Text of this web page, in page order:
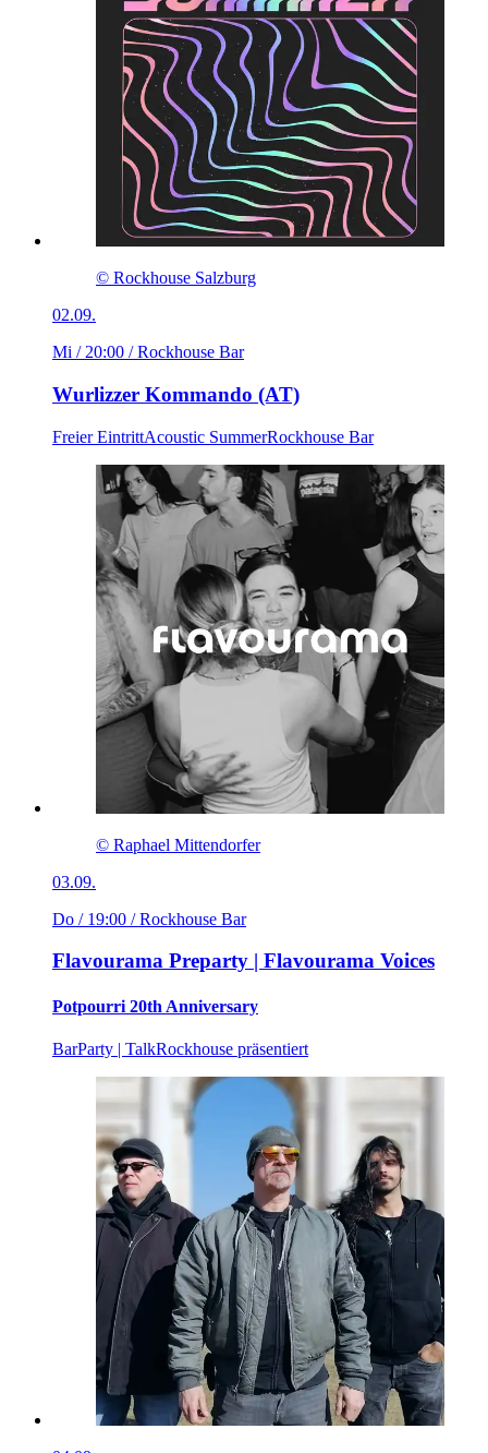
© Rockhouse Salzburg
02.09.
Mi / 20:00 / Rockhouse Bar
Wurlizzer Kommando (AT)
Freier EintrittAcoustic SummerRockhouse Bar
© Raphael Mittendorfer
03.09.
Do / 19:00 / Rockhouse Bar
Flavourama Preparty | Flavourama Voices
Potpourri 20th Anniversary
BarParty | TalkRockhouse präsentiert